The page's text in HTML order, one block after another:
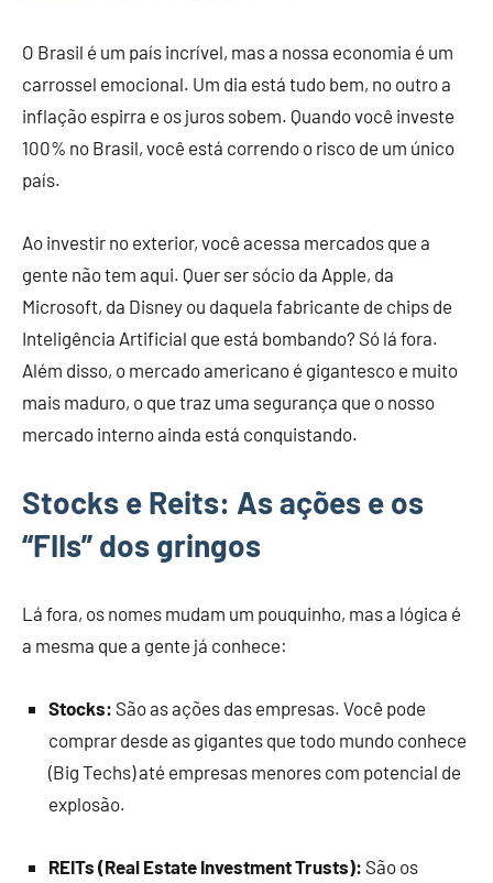
O Brasil é um país incrível, mas a nossa economia é um
carrossel emocional. Um dia está tudo bem, no outro a
inflação espirra e os juros sobem. Quando você investe
100% no Brasil, você está correndo o risco de um único
país.
Ao investir no exterior, você acessa mercados que a
gente não tem aqui. Quer ser sócio da Apple, da
Microsoft, da Disney ou daquela fabricante de chips de
Inteligência Artificial que está bombando? Só lá fora.
Além disso, o mercado americano é gigantesco e muito
mais maduro, o que traz uma segurança que o nosso
mercado interno ainda está conquistando.
Stocks e Reits: As ações e os
“FIIs” dos gringos
Lá fora, os nomes mudam um pouquinho, mas a lógica é
a mesma que a gente já conhece:
Stocks: São as ações das empresas. Você pode
comprar desde as gigantes que todo mundo conhece
(Big Techs) até empresas menores com potencial de
explosão.
REITs (Real Estate Investment Trusts): São os